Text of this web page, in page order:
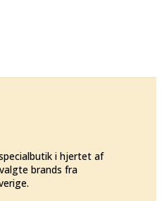
i hjertet af
brands fra